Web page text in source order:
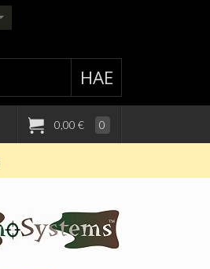
HAE
0,00 € 0